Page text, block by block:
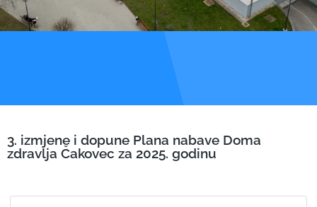
3. izmjene i dopune Plana nabave Doma
zdravlja Čakovec za 2025. godinu